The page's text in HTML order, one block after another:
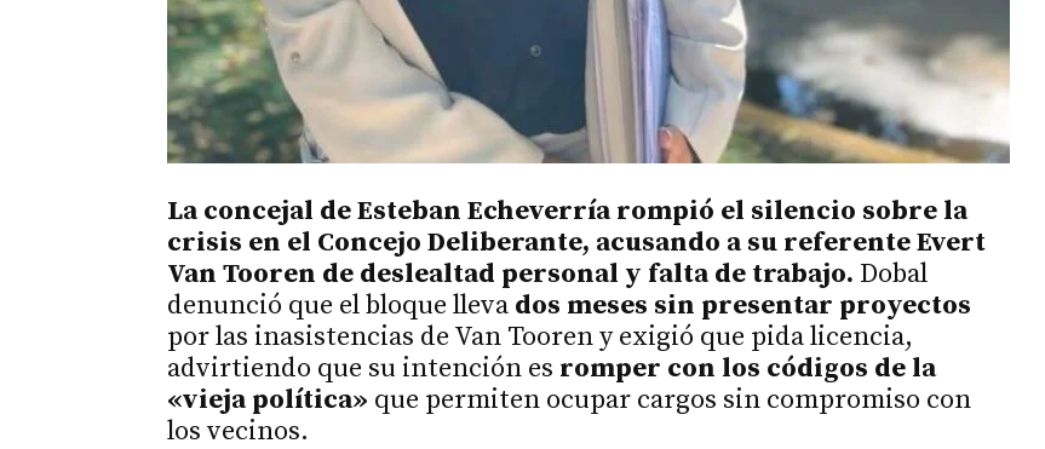
La concejal de Esteban Echeverría rompió el silencio sobre la
crisis en el Concejo Deliberante, acusando a su referente Evert
Van Tooren de deslealtad personal y falta de trabajo. Dobal
denunció que el bloque lleva dos meses sin presentar proyectos
por las inasistencias de Van Tooren y exigió que pida licencia,
advirtiendo que su intención es romper con los códigos de la
«vieja política» que permiten ocupar cargos sin compromiso con
los vecinos.